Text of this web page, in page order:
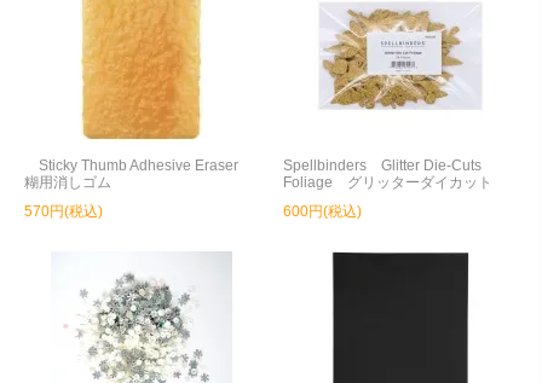
Sticky Thumb Adhesive Eraser
糊用消しゴム
570円(税込)
Spellbinders Glitter Die-Cuts
Foliage グリッターダイカット
600円(税込)